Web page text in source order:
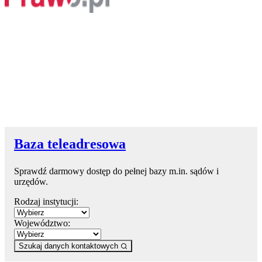
Baza teleadresowa
Sprawdź darmowy dostęp do pełnej bazy m.in. sądów i
urzędów.
Rodzaj instytucji:
Województwo:
Szukaj danych kontaktowych